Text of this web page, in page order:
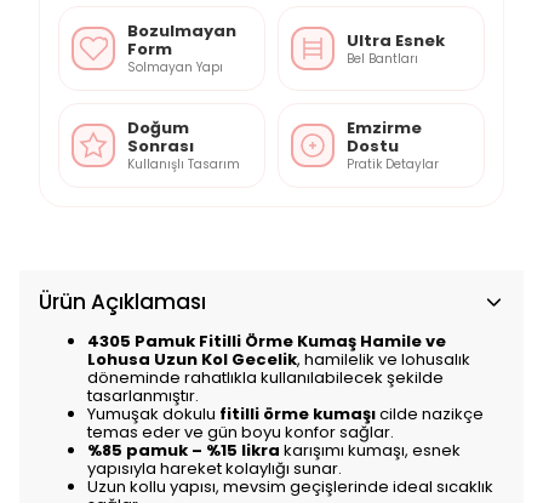
Bozulmayan
Form
Solmayan Yapı
Ultra Esnek
Bel Bantları
Doğum
Sonrası
Kullanışlı Tasarım
Emzirme
Dostu
Pratik Detaylar
Ürün Açıklaması
4305 Pamuk Fitilli Örme Kumaş Hamile ve
Lohusa Uzun Kol Gecelik, hamilelik ve lohusalık
döneminde rahatlıkla kullanılabilecek şekilde
tasarlanmıştır.
Yumuşak dokulu fitilli örme kumaşıcilde nazikçe
temas eder ve gün boyu konfor sağlar.
%85 pamuk – %15 likra karışımı kumaşı, esnek
yapısıyla hareket kolaylığı sunar.
Uzun kollu yapısı, mevsim geçişlerinde ideal sıcaklık